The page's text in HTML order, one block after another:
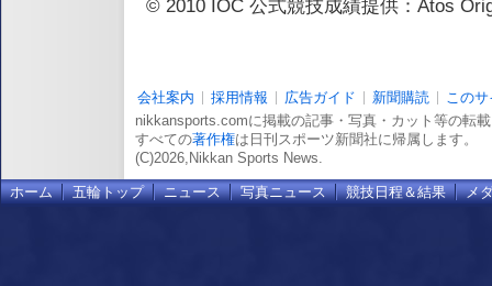
© 2010 IOC 公式競技成績提供：Atos
会社案内 採用情報 広告ガイド 新聞購読
この
nikkansports.comに掲載の記事・写真・カット等の転
すべての著作権は日刊スポーツ新聞社に帰属します。
(C)2026,Nikkan Sports News.
ホーム 五輪トップ ニュース 写真ニュース 競技日程＆結果 メ